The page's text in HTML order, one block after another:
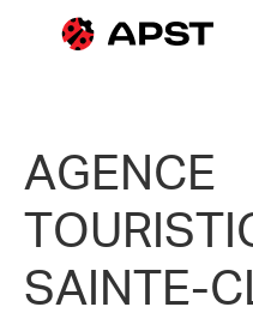
Qui sommes-nous ?
Vous êtes un voyageur
Adhérer à l’APST
AGENCE
SAINTE-